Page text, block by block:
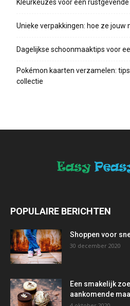
Kleurkeuzes voor een
Unieke verpakkingen: hoe ze jouw
Dagelijkse schoonmaaktips voor
Pokémon kaarten verzamelen:
collectie
POPULAIRE BERICHTEN
Shoppen voor
30 december 2020
Een smakelijk
aankomende